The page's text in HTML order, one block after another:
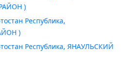
)
Республика,
)
Республика, ЯНАУЛЬСКИЙ